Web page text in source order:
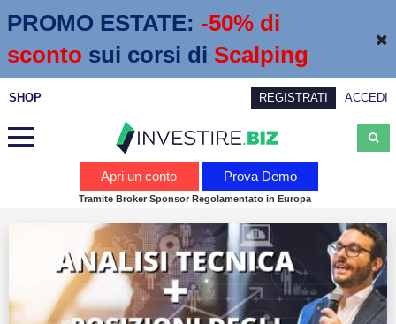
PROMO ESTATE: -50% di
sconto sui corsi di Scalping
SHOP REGISTRATI ACCEDI
Calendario economico
Webinar
Servizi
Apri un conto Prova Demo
Tramite Broker Sponsor Regolamentato in Europa